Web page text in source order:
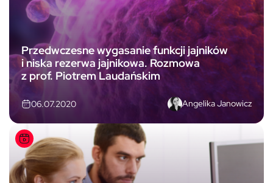
Przedwczesne wygasanie funkcji jajników
i niska rezerwa jajnikowa. Rozmowa
z prof. Piotrem Laudańskim
06.07.2020 Angelika Janowicz